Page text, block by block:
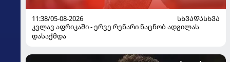
11:38/05-08-2026
ᲡᲮᲕᲐᲓᲐᲡᲮᲕᲐ
კვლავ აფრიკაში - ერვე რენარი ნაცნობ ადგილას
დასაქმდა